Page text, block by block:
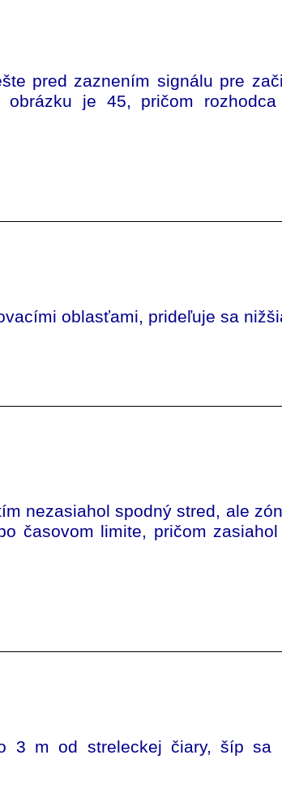
pred zaznením signálu pre
je 45, pričom
oblasťami, prideľuje sa
nezasiahol spodný stred, ale
časovom limite, pričom
3 m od streleckej čiary, šíp sa